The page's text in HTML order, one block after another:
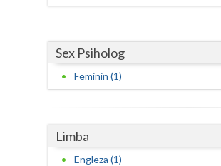
Neamt
Prahova
Salaj
Satu-Mare
Sibiu
Sex Psiholog
Feminin (1)
Limba
Engleza (1)